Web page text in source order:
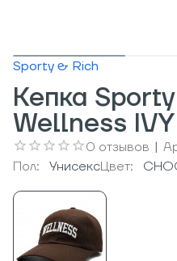
Sporty & Rich
Кепка
Wellness
0 отзывов |
Пол:
УнисексЦвет: